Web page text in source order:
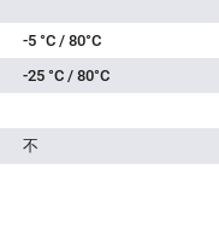
-5 °C / 80°C
-25 °C / 80°C
不